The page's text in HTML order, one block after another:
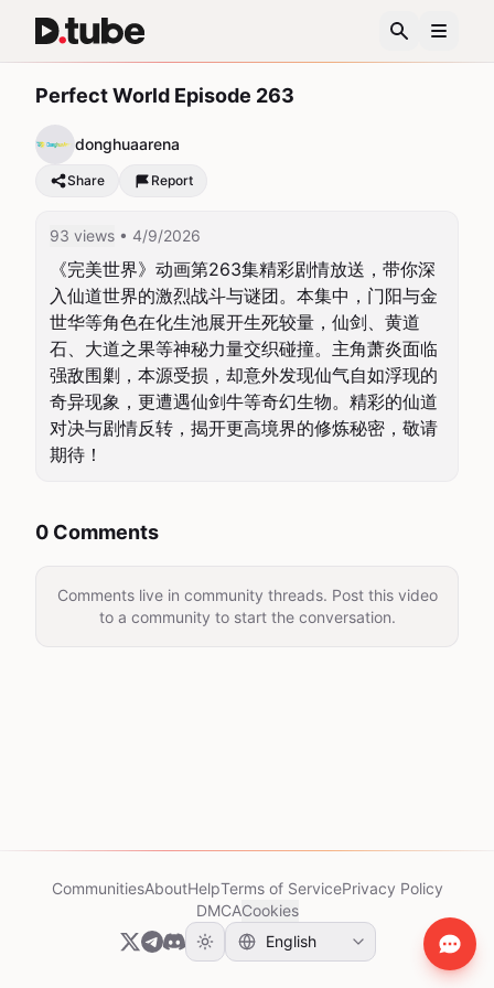
Perfect World Episode 263
donghuaarena
Share Report
93 views • 4/9/2026
《完美世界》动画第263集精彩剧情放送，带你深
入仙道世界的激烈战斗与谜团。本集中，门阳与金
世华等角色在化生池展开生死较量，仙剑、黄道
石、大道之果等神秘力量交织碰撞。主角萧炎面临
强敌围剿，本源受损，却意外发现仙气自如浮现的
奇异现象，更遭遇仙剑牛等奇幻生物。精彩的仙道
对决与剧情反转，揭开更高境界的修炼秘密，敬请
期待！
0 Comments
Comments live in community threads. Post this video
to a community to start the conversation.
CommunitiesAboutHelpTerms of ServicePrivacy Policy
DMCACookies